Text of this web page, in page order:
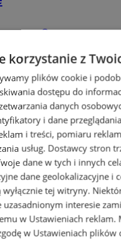
www - Orzesze
korzystanie z
plików cookie i
dostępu do
danych
i dane
i treści, pomiaru
usług. Dostawcy stron
dane w tych i innych
dane geolokalizacyjne i
tej witryny.
interesie
w Ustawieniach reklam.
w Ustawieniach plików